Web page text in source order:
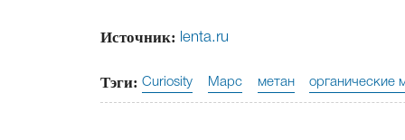
Источник: lenta.ru
Тэги: Curiosity Марс метан органические